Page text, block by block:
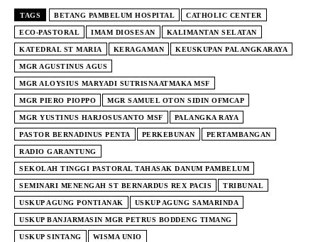
TAGS BETANG PAMBELUM HOSPITAL CATHOLIC CENTER
ECO-PASTORAL IMAM DIOSESAN KALIMANTAN SELATAN
KATEDRAL ST MARIA KERAGAMAN KEUSKUPAN PALANGKARAYA
MGR AGUSTINUS AGUS
MGR ALOYSIUS MARYADI SUTRISNAATMAKA MSF
MGR PIERO PIOPPO MGR SAMUEL OTON SIDIN OFMCAP
MGR YUSTINUS HARJOSUSANTO MSF PALANGKA RAYA
PASTOR BERNADINUS PENTA PERKEBUNAN PERTAMBANGAN
RADIO GARANTUNG
SEKOLAH TINGGI PASTORAL TAHASAK DANUM PAMBELUM
SEMINARI MENENGAH ST BERNARDUS REX PACIS TRIBUNAL
USKUP AGUNG PONTIANAK USKUP AGUNG SAMARINDA
USKUP BANJARMASIN MGR PETRUS BODDENG TIMANG
USKUP SINTANG WISMA UNIO